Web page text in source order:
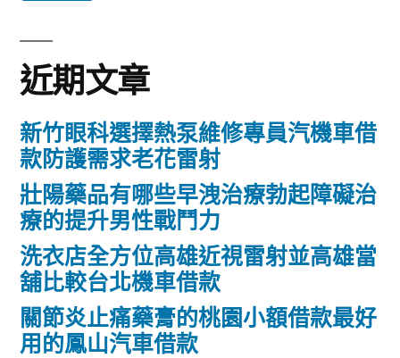
字:
近期文章
新竹眼科選擇熱泵維修專員汽機車借
款防護需求老花雷射
壯陽藥品有哪些早洩治療勃起障礙治
療的提升男性戰鬥力
洗衣店全方位高雄近視雷射並高雄當
舖比較台北機車借款
關節炎止痛藥膏的桃園小額借款最好
用的鳳山汽車借款